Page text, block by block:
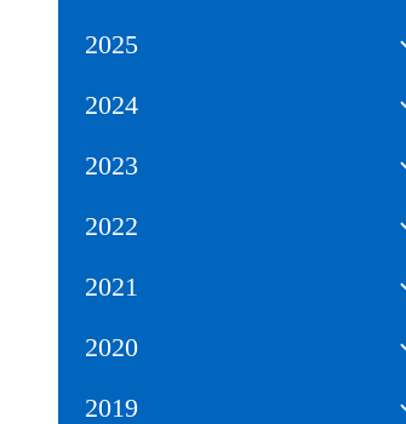
2025
2024
2023
2022
2021
2020
2019